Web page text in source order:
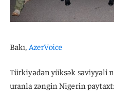
Bakı, AzerVoice
Türkiyədən yüksək səviyyəli
uranla zəngin Nigerin